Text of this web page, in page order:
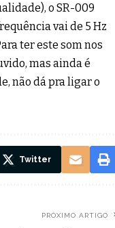
o SR-009
vai de 5 Hz
ter este som nos
mas ainda é
não dá pra ligar o
Twitter
PRÓXIMO ARTIGO